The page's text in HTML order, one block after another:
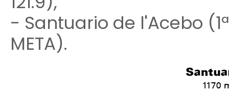
- Santuario de l'Acebo (1ª
META).